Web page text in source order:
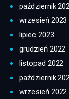
październik
wrzesień 2023
lipiec 2023
grudzień 2022
listopad 2022
październik
wrzesień 2022